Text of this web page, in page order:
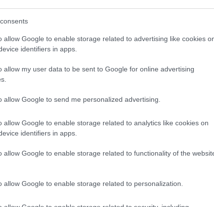
allow Google to enable storage related to advertising like cookies
identifiers in apps.
allow my user data to be sent to Google for online advertising
allow Google to send me personalized advertising.
allow Google to enable storage related to analytics like cookies on
identifiers in apps.
allow Google to enable storage related to functionality of the
allow Google to enable storage related to personalization.
un forte accento sulla moda sostenibile,
scelte di consumo. Le swap parties,
delle pratiche che verranno promosse
un capo di abbigliamento con una
e riflessioni sul valore degli oggetti e sulla
risparmio energetico
ma si estende per un’intera settimana,
in azioni concrete per il risparmio
celebrano eventi in tutta Italia, con l’obiettivo
e monumenti, per richiamare l’attenzione
risorse. La partecipazione attiva dei